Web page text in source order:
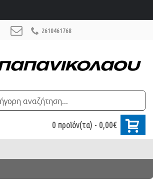
2610461768
0 προϊόν(τα) - 0,00€